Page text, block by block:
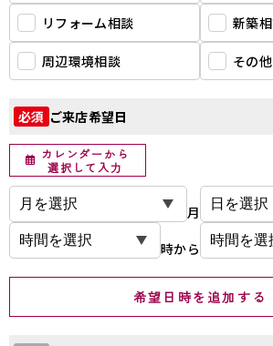
リフォーム相談
新築
周辺環境相談 その他
必須 ご来店希望日
カレンダーから
選択して入力
月
時から
希望日時を追加する